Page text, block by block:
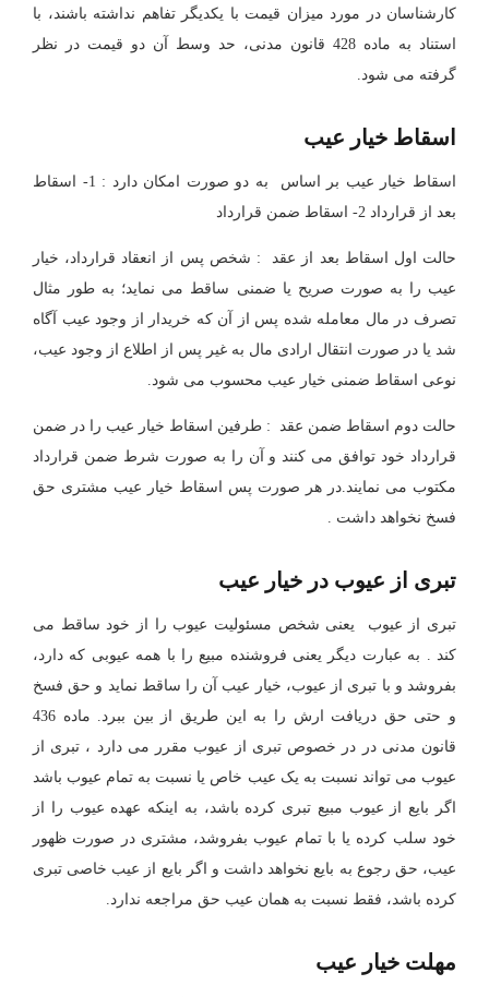
کارشناسان در مورد میزان قیمت با یکدیگر تفاهم نداشته باشند، با
استناد به ماده 428 قانون مدنی، حد وسط آن دو قیمت در نظر
گرفته می شود.
اسقاط خیار عیب
اسقاط خیار عیب بر اساس به دو صورت امکان دارد : 1- اسقاط
بعد از قرارداد 2- اسقاط ضمن قرارداد
حالت اول اسقاط بعد از عقد : شخص پس از انعقاد قرارداد، خیار
عیب را به صورت صریح یا ضمنی ساقط می نماید؛ به طور مثال
تصرف در مال معامله شده پس از آن که خریدار از وجود عیب آگاه
شد یا در صورت انتقال ارادی مال به غیر پس از اطلاع از وجود عیب،
نوعی اسقاط ضمنی خیار عیب محسوب می شود.
حالت دوم اسقاط ضمن عقد : طرفین اسقاط خیار عیب را در ضمن
قرارداد خود توافق می کنند و آن را به صورت شرط ضمن قرارداد
مکتوب می نمایند.در هر صورت پس اسقاط خیار عیب مشتری حق
فسخ نخواهد داشت .
تبری از عیوب در خیار عیب
تبری از عیوب یعنی شخص مسئولیت عیوب را از خود ساقط می
کند . به عبارت دیگر یعنی فروشنده مبیع را با همه عیوبی که دارد،
بفروشد و با تبری از عیوب، خیار عیب آن را ساقط نماید و حق فسخ
و حتی حق دریافت ارش را به این طریق از بین ببرد. ماده 436
قانون مدنی در در خصوص تبری از عیوب مقرر می دارد ، تبری از
عیوب می تواند نسبت به یک عیب خاص یا نسبت به تمام عیوب باشد
اگر بایع از عیوب مبیع تبری کرده باشد، به اینکه عهده عیوب را از
خود سلب کرده یا با تمام عیوب بفروشد، مشتری در صورت ظهور
عیب، حق رجوع به بایع نخواهد داشت و اگر بایع از عیب خاصی تبری
کرده باشد، فقط نسبت به همان عیب حق مراجعه ندارد.
مهلت خیار عیب